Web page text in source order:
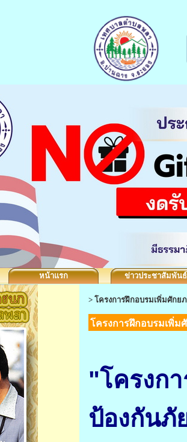
หน้าแรก ข่าวประชาสัมพันธ์
> โครงการฝึกอบรมเพิ่มศักย
โครงการฝึกอบรมเพิ่ม
"โครงก
ป้องกันภั